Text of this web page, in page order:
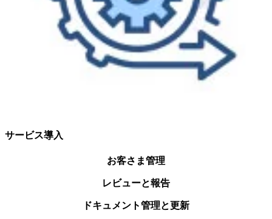
サービス導入
お客さま管理
レビューと報告
ドキュメント管理と更新